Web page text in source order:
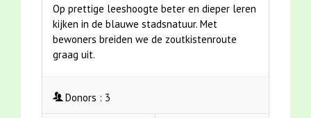
Op prettige leeshoogte beter en dieper leren
kijken in de blauwe stadsnatuur. Met
bewoners breiden we de zoutkistenroute
graag uit.
Donors : 3